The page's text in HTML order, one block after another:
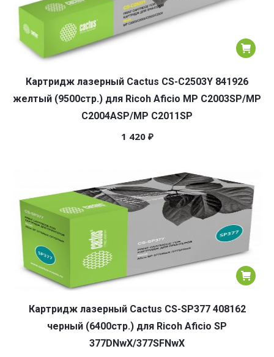
Картридж лазерный Cactus CS-C2503Y 841926
желтый (9500стр.) для Ricoh Aficio MP C2003SP/MP
C2004ASP/MP C2011SP
1 420 ₽
Картридж лазерный Cactus CS-SP377 408162
черный (6400стр.) для Ricoh Aficio SP
377DNwX/377SFNwX